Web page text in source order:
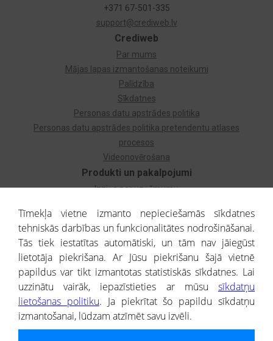
Produkti un pakalpojumi
Izziņa par uzņēmumu
Dzimtas koks
Uzņēmumu atlase
Monitorings
Kredītizziņa par ārvalstu uzņēmumiem
Crediweb
Par mums
Mājas lapas izmantošanas noteikumi
Palīdzība
Sīkdatnes
Personas datu apstrādes politika
Personas datu apstrādes politika pretendentu atlases
procesos
Videonovērošana
+371 67-501-335
support@crediweb.lv
® CREDITREFORM Latvija
SIA
Tīmekļa vietne izmanto nepieciešamās sīkdatnes
tehniskās darbības un funkcionalitātes nodrošināšanai.
Tās tiek iestatītas automātiski, un tām nav jāiegūst
lietotāja piekrišana. Ar Jūsu piekrišanu šajā vietnē
papildus var tikt izmantotas statistiskās sīkdatnes. Lai
uzzinātu vairāk, iepazīstieties ar mūsu sīkdatņu
lietošanas politiku. Ja piekrītat šo papildu sīkdatņu
izmantošanai, lūdzam atzīmēt savu izvēli.